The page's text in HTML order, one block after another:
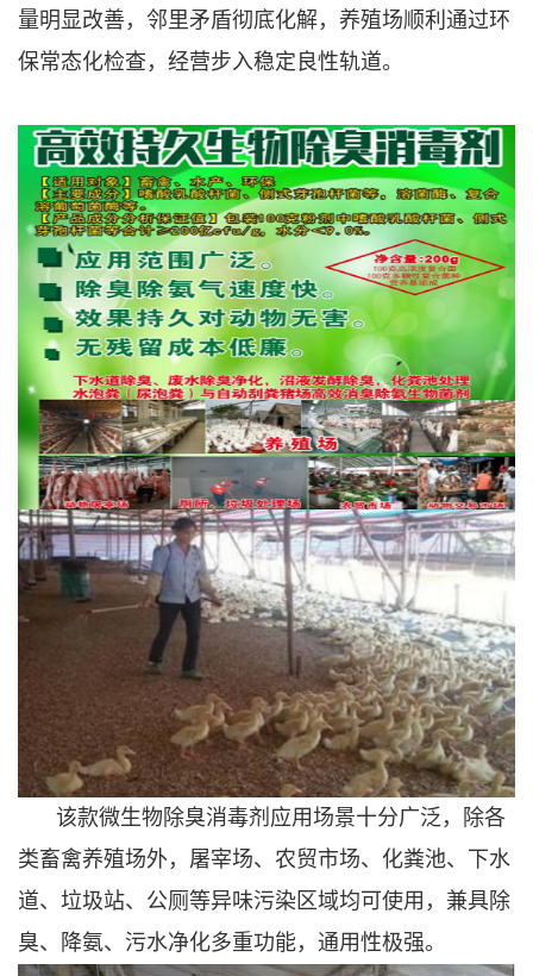
量明显改善，邻里矛盾彻底化解，养殖场顺利通过环
保常态化检查，经营步入稳定良性轨道。
该款微生物除臭消毒剂应用场景十分广泛，除各
类畜禽养殖场外，屠宰场、农贸市场、化粪池、下水
道、垃圾站、公厕等异味污染区域均可使用，兼具除
臭、降氨、污水净化多重功能，通用性极强。